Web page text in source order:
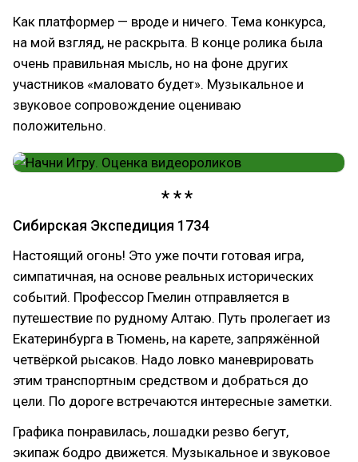
Как платформер — вроде и ничего. Тема конкурса,
на мой взгляд, не раскрыта. В конце ролика была
очень правильная мысль, но на фоне других
участников «маловато будет». Музыкальное и
звуковое сопровождение оцениваю
положительно.
Сибирская Экспедиция 1734
Настоящий огонь! Это уже почти готовая игра,
симпатичная, на основе реальных исторических
событий. Профессор Гмелин отправляется в
путешествие по рудному Алтаю. Путь пролегает из
Екатеринбурга в Тюмень, на карете, запряжённой
четвёркой рысаков. Надо ловко маневрировать
этим транспортным средством и добраться до
цели. По дороге встречаются интересные заметки.
Графика понравилась, лошадки резво бегут,
экипаж бодро движется. Музыкальное и звуковое